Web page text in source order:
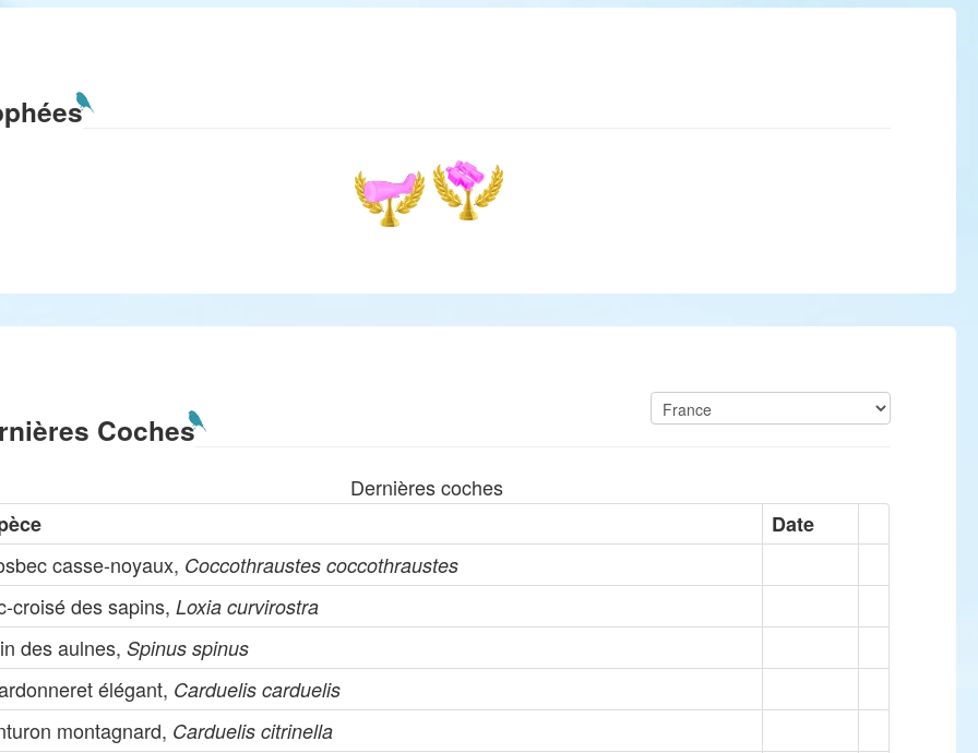
Coches
Dernières coches
Date
casse-noyaux, Coccothraustes coccothraustes
croisé des sapins,Loxia curvirostra
des aulnes,Spinus spinus
élégant, Carduelis carduelis
montagnard, Carduelis citrinella